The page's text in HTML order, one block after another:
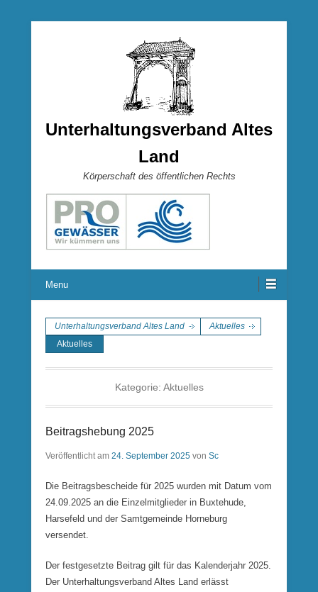
Unterhaltungsverband Altes
Land
Körperschaft des öffentlichen Rechts
Menu
Unterhaltungsverband Altes Land
Aktuelles
Aktuelles
Kategorie: Aktuelles
Beitragshebung 2025
Veröffentlicht am 24. September 2025 von Sc
Die Beitragsbescheide für 2025 wurden mit Datum vom
24.09.2025 an die Einzelmitglieder in Buxtehude,
Harsefeld und der Samtgemeinde Horneburg
versendet.
Der festgesetzte Beitrag gilt für das Kalenderjahr 2025.
Der Unterhaltungsverband Altes Land erlässt